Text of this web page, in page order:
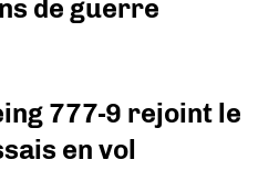
de guerre
777-9 rejoint le
en vol